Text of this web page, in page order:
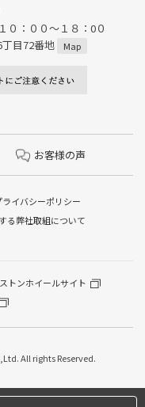
：００～１８：0０
目72番地
Map
お客様の声
ライバシーポリシー
る弊社取組について
トンホイールサイト
All rights Reserved.
/オイル交換/その他